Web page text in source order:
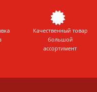
Качественный товар
большой
ассортимент